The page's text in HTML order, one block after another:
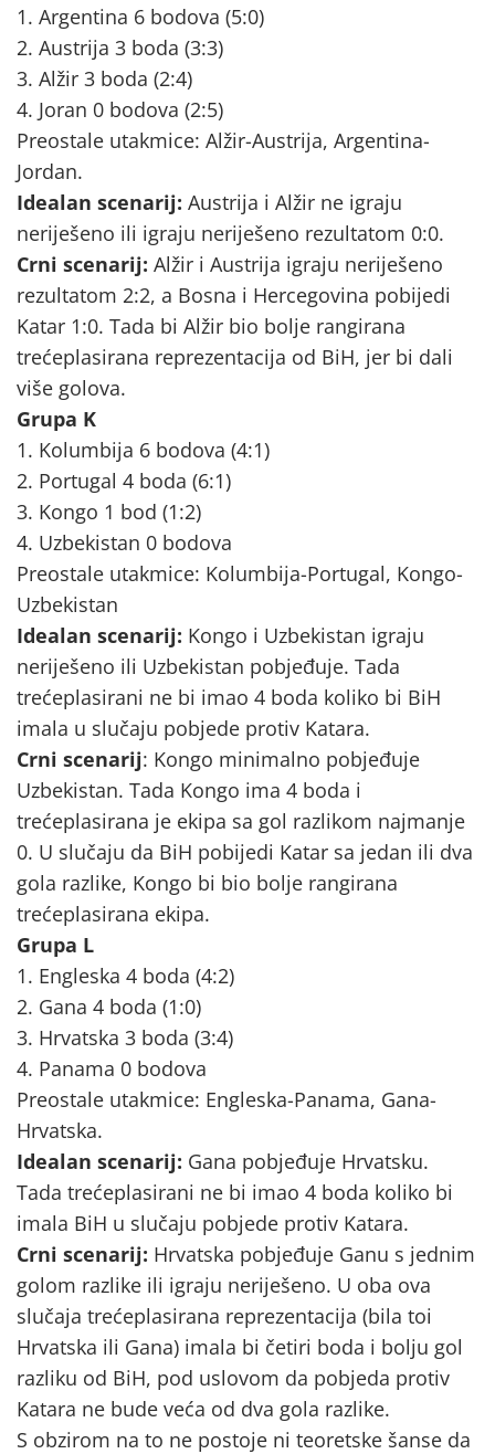
1. Argentina 6 bodova (5:0)
2. Austrija 3 boda (3:3)
3. Alžir 3 boda (2:4)
4. Joran 0 bodova (2:5)
Preostale utakmice: Alžir-Austrija, Argentina-
Jordan.
Idealan scenarij: Austrija i Alžir ne igraju
neriješeno ili igraju neriješeno rezultatom 0:0.
Crni scenarij: Alžir i Austrija igraju neriješeno
rezultatom 2:2, a Bosna i Hercegovina pobijedi
Katar 1:0. Tada bi Alžir bio bolje rangirana
trećeplasirana reprezentacija od BiH, jer bi dali
više golova.
Grupa K
1. Kolumbija 6 bodova (4:1)
2. Portugal 4 boda (6:1)
3. Kongo 1 bod (1:2)
4. Uzbekistan 0 bodova
Preostale utakmice: Kolumbija-Portugal, Kongo-
Uzbekistan
Idealan scenarij: Kongo i Uzbekistan igraju
neriješeno ili Uzbekistan pobjeđuje. Tada
trećeplasirani ne bi imao 4 boda koliko bi BiH
imala u slučaju pobjede protiv Katara.
Crni scenarij: Kongo minimalno pobjeđuje
Uzbekistan. Tada Kongo ima 4 boda i
trećeplasirana je ekipa sa gol razlikom najmanje
0. U slučaju da BiH pobijedi Katar sa jedan ili dva
gola razlike, Kongo bi bio bolje rangirana
trećeplasirana ekipa.
Grupa L
1. Engleska 4 boda (4:2)
2. Gana 4 boda (1:0)
3. Hrvatska 3 boda (3:4)
4. Panama 0 bodova
Preostale utakmice: Engleska-Panama, Gana-
Hrvatska.
Idealan scenarij: Gana pobjeđuje Hrvatsku.
Tada trećeplasirani ne bi imao 4 boda koliko bi
imala BiH u slučaju pobjede protiv Katara.
Crni scenarij: Hrvatska pobjeđuje Ganu s jednim
golom razlike ili igraju neriješeno. U oba ova
slučaja trećeplasirana reprezentacija (bila toi
Hrvatska ili Gana) imala bi četiri boda i bolju gol
razliku od BiH, pod uslovom da pobjeda protiv
Katara ne bude veća od dva gola razlike.
S obzirom na to ne postoje ni teoretske šanse da